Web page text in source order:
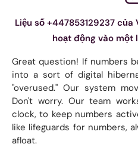
Liệu số +447853129237
hoạt động vào một
Great question! If numbers
into a sort of digital
"overused." Our system
Don't worry. Our team
clock, to keep numbers
like lifeguards for numbers,
afloat.